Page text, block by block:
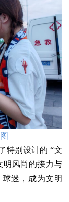
别设计的 “文
明风尚的接力与
迷，成为文明